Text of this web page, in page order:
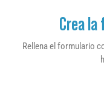
Crea
Rellena el formulario